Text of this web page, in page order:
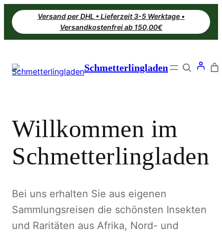
Zum
Inhalt
springen
Versand per DHL • Lieferzeit 3-5 Werktage •
Versandkostenfrei ab 150,00€
Schmetterlingladen Search
Willkommen im
Schmetterlingladen
Bei uns erhalten Sie aus eigenen
Sammlungsreisen die schönsten Insekten
und Raritäten aus Afrika, Nord- und